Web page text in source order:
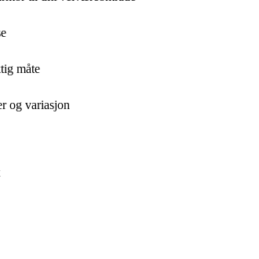
måte
og variasjon